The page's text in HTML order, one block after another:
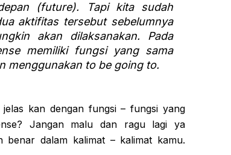
(future). Tapi kita sudah
aktifitas tersebut sebelumnya
akan dilaksanakan. Pada
memiliki fungsi yang sama
menggunakan to be going to.
kan dengan fungsi – fungsi yang
Jangan malu dan ragu lagi ya
dalam kalimat – kalimat kamu.